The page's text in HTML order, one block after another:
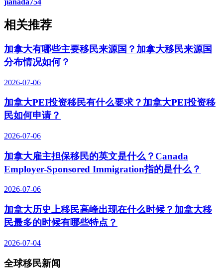
相关推荐
加拿大有哪些主要移民来源国？加拿大移民来源国
分布情况如何？
2026-07-06
加拿大PEI投资移民有什么要求？加拿大PEI投资移
民如何申请？
2026-07-06
加拿大雇主担保移民的英文是什么？Canada
Employer-Sponsored Immigration指的是什么？
2026-07-06
加拿大历史上移民高峰出现在什么时候？加拿大移
民最多的时候有哪些特点？
2026-07-04
全球移民新闻